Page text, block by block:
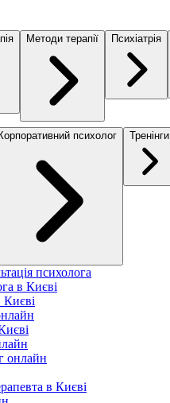
Методи терапії Психіатрія
Корпоративний психолог Тренінги
психолога
в Києві
онлайн
в Києві